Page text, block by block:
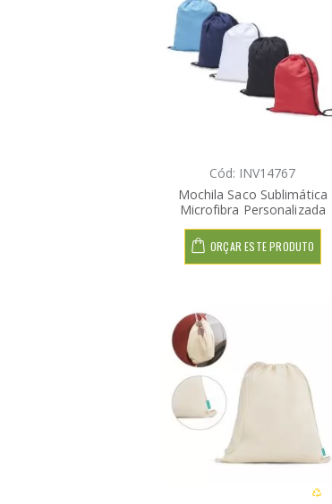
Cód: INV14767
Mochila Saco Sublimática
Microfibra Personalizada
ORÇAR ESTE PRODUTO